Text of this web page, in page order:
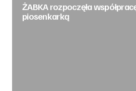
ŻABKA rozpoczęła
piosenkarką